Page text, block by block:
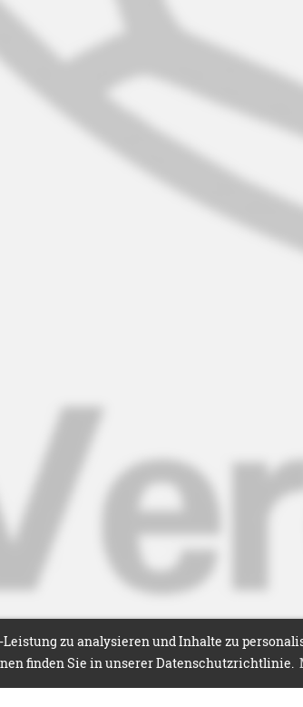
zu analysieren und Inhalte zu
finden Sie in unserer Datenschutzrichtlinie.